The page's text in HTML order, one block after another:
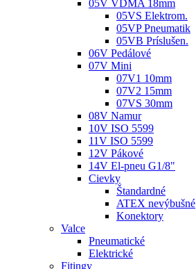
05V VDMA 18mm
05VS Elektrom.
05VP Pneumatik
05VB Príslušen.
06V Pedálové
07V Mini
07V1 10mm
07V2 15mm
07VS 30mm
08V Namur
10V ISO 5599
11V ISO 5599
12V Pákové
14V El-pneu G1/8"
Cievky
Štandardné
ATEX nevýbušné
Konektory
Valce
Pneumatické
Elektrické
Fitingy